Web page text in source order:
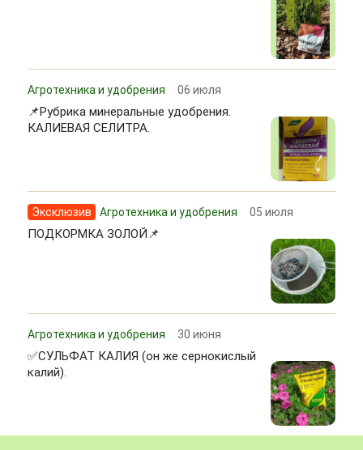
Агротехника и удобрения 06 июля
📌Рубрика минеральные удобрения.
КАЛИЕВАЯ СЕЛИТРА.
Эксклюзив Агротехника и удобрения 05 июля
ПОДКОРМКА ЗОЛОЙ📌
Агротехника и удобрения 30 июня
✅СУЛЬФАТ КАЛИЯ (он же сернокислый
калий).